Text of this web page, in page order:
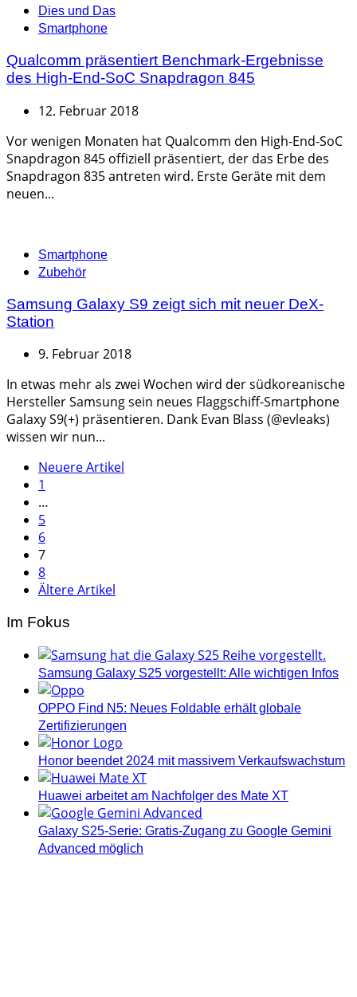
Categories
Dies und Das
Smartphone
Qualcomm präsentiert Benchmark-Ergebnisse
des High-End-SoC Snapdragon 845
12. Februar 2018
Vor wenigen Monaten hat Qualcomm den High-End-SoC
Snapdragon 845 offiziell präsentiert, der das Erbe des
Snapdragon 835 antreten wird. Erste Geräte mit dem
neuen...
Categories
Smartphone
Zubehör
Samsung Galaxy S9 zeigt sich mit neuer DeX-
Station
9. Februar 2018
In etwas mehr als zwei Wochen wird der südkoreanische
Hersteller Samsung sein neues Flaggschiff-Smartphone
Galaxy S9(+) präsentieren. Dank Evan Blass (@evleaks)
wissen wir nun...
Seitennummerierung
der
Beiträge
Neuere Artikel
1
…
5
6
7
8
Ältere Artikel
Im Fokus
Samsung Galaxy S25 vorgestellt: Alle wichtigen Infos
OPPO Find N5: Neues Foldable erhält globale
Zertifizierungen
Honor beendet 2024 mit massivem Verkaufswachstum
Huawei arbeitet am Nachfolger des Mate XT
Galaxy S25-Serie: Gratis-Zugang zu Google Gemini
Advanced möglich